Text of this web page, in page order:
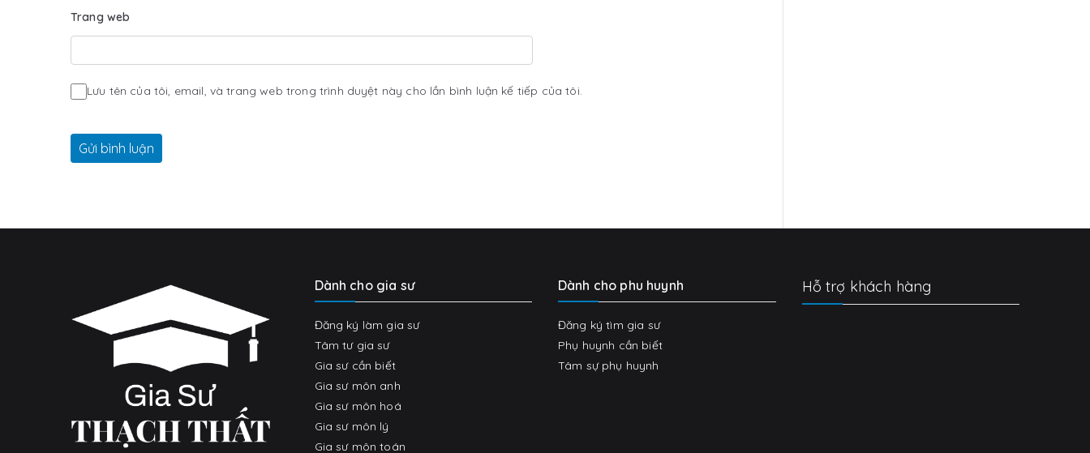
Trang web
Lưu tên của tôi, email, và trang web trong trình duyệt này cho lần bình luận kế tiếp của tôi.
Dành cho gia sư
Đăng ký làm gia sư
Tâm tư gia sư
Gia sư cần biết
Gia sư môn anh
Gia sư môn hoá
Gia sư môn lý
Gia sư môn toán
Dành cho phu huynh
Đăng ký tìm gia sư
Phụ huynh cần biết
Tâm sự phụ huynh
Hỗ trợ khách hàng